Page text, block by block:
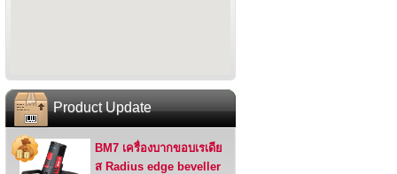
Product Update
BM7 เครื่องบากขอบเรเดีย
ส Radius edge beveller